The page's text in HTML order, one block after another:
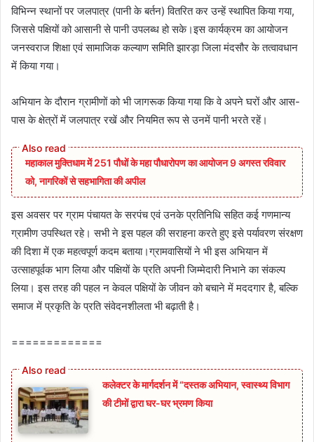
विभिन्न स्थानों पर जलपात्र (पानी के बर्तन) वितरित कर उन्हें स्थापित किया गया,
जिससे पक्षियों को आसानी से पानी उपलब्ध हो सके।इस कार्यक्रम का आयोजन
जनस्वराज शिक्षा एवं सामाजिक कल्याण समिति झारड़ा जिला मंदसौर के तत्वावधान
में किया गया।
अभियान के दौरान ग्रामीणों को भी जागरूक किया गया कि वे अपने घरों और आस-
पास के क्षेत्रों में जलपात्र रखें और नियमित रूप से उनमें पानी भरते रहें।
महाकाल मुक्तिधाम में 251 पौधों के महा पौधारोपण का आयोजन 9 अगस्त रविवार
को, नागरिकों से सहभागिता की अपील
इस अवसर पर ग्राम पंचायत के सरपंच एवं उनके प्रतिनिधि सहित कई गणमान्य
ग्रामीण उपस्थित रहे। सभी ने इस पहल की सराहना करते हुए इसे पर्यावरण संरक्षण
की दिशा में एक महत्वपूर्ण कदम बताया।ग्रामवासियों ने भी इस अभियान में
उत्साहपूर्वक भाग लिया और पक्षियों के प्रति अपनी जिम्मेदारी निभाने का संकल्प
लिया। इस तरह की पहल न केवल पक्षियों के जीवन को बचाने में मददगार है, बल्कि
समाज में प्रकृति के प्रति संवेदनशीलता भी बढ़ाती है।
=============
कलेक्टर के मार्गदर्शन में “दस्तक अभियान,‌ स्वास्थ्य विभाग
की टीमों द्वारा घर-घर भ्रमण किया